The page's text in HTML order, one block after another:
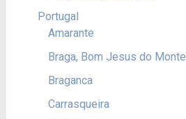
Portugal
Amarante
Braga, Bom Jesus do Monte
Braganca
Carrasqueira